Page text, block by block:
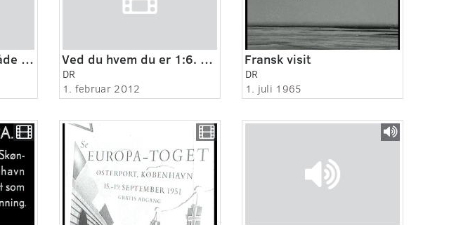
Nødvendighedens Gåde 1:12 - Født til frihed Ved du hvem du er 1:6. Frank Erichsen
DR
1. februar 2012
Fransk visit
DR
1. juli 1965